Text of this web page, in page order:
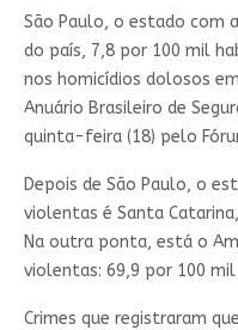
São Paulo, o estado com
do país, 7,8 por 100 mil
nos homicídios dolosos
Anuário Brasileiro de
quinta-feira (18) pelo
Depois de São Paulo, o
violentas é Santa
Na outra ponta, está o
violentas: 69,9 por 100
Crimes que registraram